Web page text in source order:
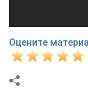
Оцените